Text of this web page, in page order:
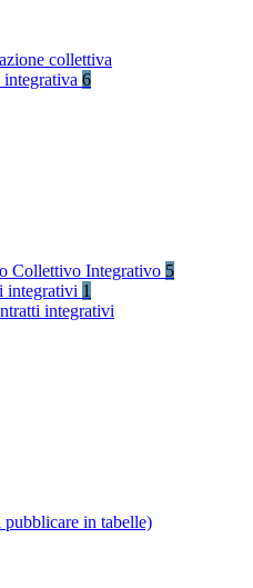
collettiva
6
Collettivo Integrativo 5
integrativi 1
integrativi
in tabelle)